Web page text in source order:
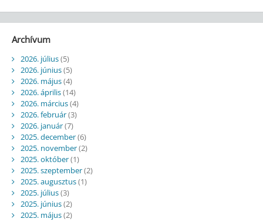
Archívum
2026. július(5)
2026. június(5)
2026. május(4)
2026. április(14)
2026. március(4)
2026. február(3)
2026. január(7)
2025. december(6)
2025. november(2)
2025. október(1)
2025. szeptember(2)
2025. augusztus(1)
2025. július(3)
2025. június(2)
2025. május(2)